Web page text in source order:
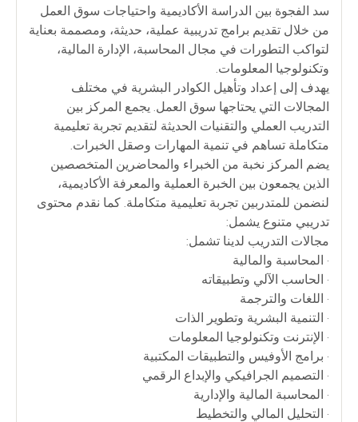
سد الفجوة بين الدراسة الأكاديمية واحتياجات سوق العمل
من خلال تقديم برامج تدريبية عملية، حديثة، ومصممة بعناية
لتواكب التطورات في مجال المحاسبة، الإدارة المالية،
وتكنولوجيا المعلومات.
يهدف إلى إعداد وتأهيل الكوادر البشرية في مختلف
المجالات التي يحتاجها سوق العمل. يجمع المركز بين
التدريب العملي والتقنيات الحديثة لتقديم تجربة تعليمية
متكاملة تساهم في تنمية المهارات وصقل الخبرات.
يضم المركز نخبة من الخبراء والمحاضرين المتخصصين
الذين يجمعون بين الخبرة العملية والمعرفة الأكاديمية،
لنضمن للمتدربين تجربة تعليمية متكاملة. كما نقدم محتوى
تدريبي متنوع يشمل:
مجالات التدريب لدينا تشمل:
• المحاسبة والمالية
• الحاسب الآلي وتطبيقاته
• اللغات والترجمة
• التنمية البشرية وتطوير الذات
• الإنترنت وتكنولوجيا المعلومات
• برامج الأوفيس والتطبيقات المكتبية
• التصميم الجرافيكي والإبداع الرقمي
• المحاسبة المالية والإدارية
• التحليل المالي والتخطيط